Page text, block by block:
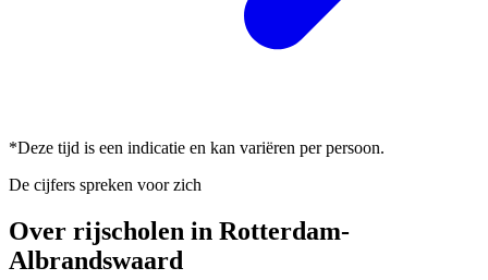
*Deze tijd is een indicatie en kan variëren per persoon.
De cijfers spreken voor zich
Over rijscholen in Rotterdam-
Albrandswaard